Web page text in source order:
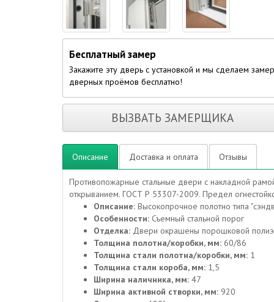
Бесплатный замер
Закажите эту дверь с установкой и мы сделаем замер
дверных проёмов бесплатно!
ВЫЗВАТЬ ЗАМЕРЩИКА
Описание Доставка и оплата Отзывы
Противопожарные стальные двери с накладной
открыванием. ГОСТ Р 53307-2009. Предел
Описание: Высокопрочное полотно типа
Особенности: Съемный стальной порог
Отделка: Двери окрашены порошковой
Толщина полотна/коробки, мм: 60/86
Толщина стали полотна/коробки, мм: 1
Толщина стали короба, мм: 1,5
Ширина наличника, мм: 47
Ширина активной створки, мм: 920